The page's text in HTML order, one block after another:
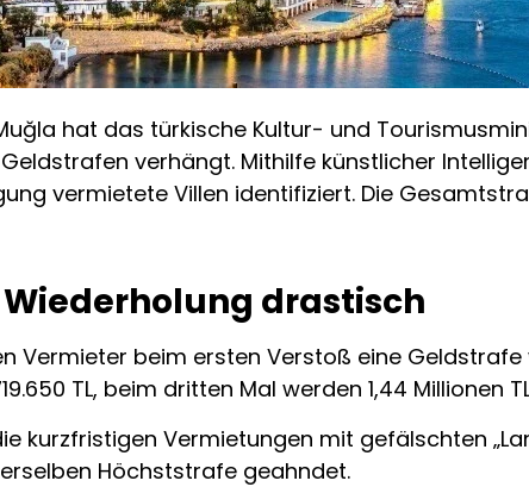
hat das türkische Kultur- und
verhängt. Mithilfe künstlicher
vermietete Villen identifiziert. Die
drastisch
Vermieter beim ersten Verstoß eine Geldstrafe
TL, beim dritten Mal werden 1,44 Millionen
kurzfristigen Vermietungen mit gefälschten
Höchststrafe geahndet.